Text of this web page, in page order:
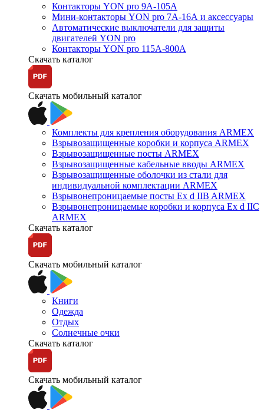
Контакторы YON pro 9А-105А
Мини-контакторы YON pro 7А-16А и аксессуары
Автоматические выключатели для защиты
двигателей YON pro
Контакторы YON pro 115А-800А
Скачать каталог
Скачать мобильный каталог
Комплекты для крепления оборудования ARMEX
Взрывозащищенные коробки и корпуса ARMEX
Взрывозащищенные посты ARMEX
Взрывозащищенные кабельные вводы ARMEX
Взрывозащищенные оболочки из стали для
индивидуальной комплектации ARMEX
Взрывонепроницаемые посты Ex d IIB ARMEX
Взрывонепроницаемые коробки и корпуса Ex d IIС
ARMEX
Скачать каталог
Скачать мобильный каталог
Книги
Одежда
Отдых
Солнечные очки
Скачать каталог
Скачать мобильный каталог